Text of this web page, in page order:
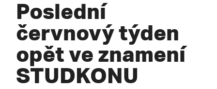
Poslední
červnový týden
opět ve znamení
STUDKONU